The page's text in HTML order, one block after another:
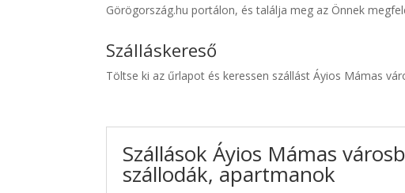
Repülőjegy
Autóbérlés
Görögország.hu portálon, és találja meg az Önnek
Szálláskereső
Töltse ki az űrlapot és keressen szállást Áyios Mámas
Szállások Áyios Mámas
szállodák, apartmanok